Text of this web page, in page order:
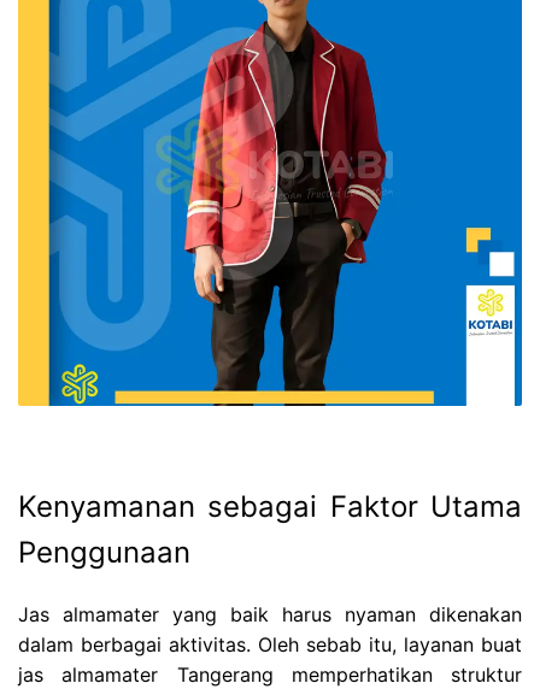
Kenyamanan sebagai Faktor Utama
Penggunaan
Jas almamater yang baik harus nyaman dikenakan
dalam berbagai aktivitas. Oleh sebab itu, layanan buat
jas almamater Tangerang memperhatikan struktur